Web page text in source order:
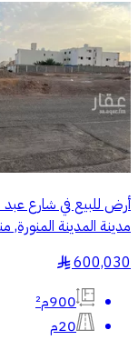
أرض للبيع في شارع عبد
مدينة المدينة المنورة,
600,030
§
900م²
20م